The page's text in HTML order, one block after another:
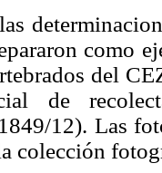
como
del
de
12). Las
colección